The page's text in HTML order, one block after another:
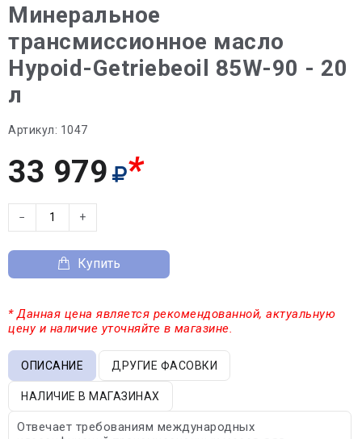
Минеральное
трансмиссионное масло
Hypoid-Getriebeoil 85W-90 - 20
л
Артикул: 1047
33 979 *
− +
Купить
* Данная цена является рекомендованной, актуальную
цену и наличие уточняйте в магазине.
ОПИСАНИЕ ДРУГИЕ ФАСОВКИ
НАЛИЧИЕ В МАГАЗИНАХ
Отвечает требованиям международных